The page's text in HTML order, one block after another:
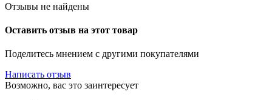
Отзывы не найдены
Оставить отзыв на этот товар
Поделитесь мнением с другими покупателями
Написать отзыв
Возможно, вас это заинтересует